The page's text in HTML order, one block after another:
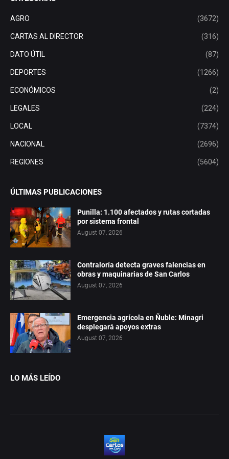
AGRO (3672)
CARTAS AL DIRECTOR (316)
DATO ÚTIL (87)
DEPORTES (1266)
ECONÓMICOS (2)
LEGALES (224)
LOCAL (7374)
NACIONAL (2696)
REGIONES (5604)
ÚLTIMAS PUBLICACIONES
Punilla: 1.100 afectados y rutas cortadas
por sistema frontal
August 07, 2026
Contraloría detecta graves falencias en
obras y maquinarias de San Carlos
August 07, 2026
Emergencia agrícola en Ñuble: Minagri
desplegará apoyos extras
August 07, 2026
LO MÁS LEÍDO